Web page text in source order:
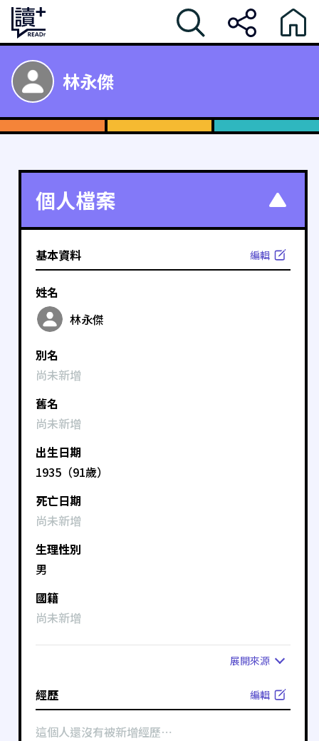
林永傑
個人檔案
基本資料 編輯
姓名
林永傑
別名
尚未新增
舊名
尚未新增
出生日期
1935（91歲）
死亡日期
尚未新增
生理性別
男
國籍
尚未新增
展開來源
經歷 編輯
這個人還沒有被新增經歷⋯